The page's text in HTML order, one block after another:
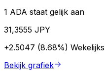
1 ADA staat gelijk aan
31,3555 JPY
+2.5047 (8.68%) Wekelijks
Bekijk grafiek